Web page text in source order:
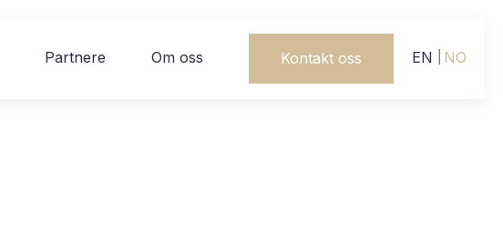
Partnere Om oss Kontakt oss EN NO